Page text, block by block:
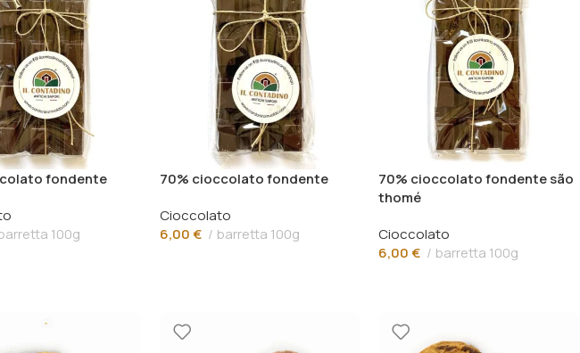
fondente
100g
70% cioccolato fondente
Cioccolato
6,00€ barretta 100g
70% cioccolato fondente são
thomé
Cioccolato
6,00€ barretta 100g